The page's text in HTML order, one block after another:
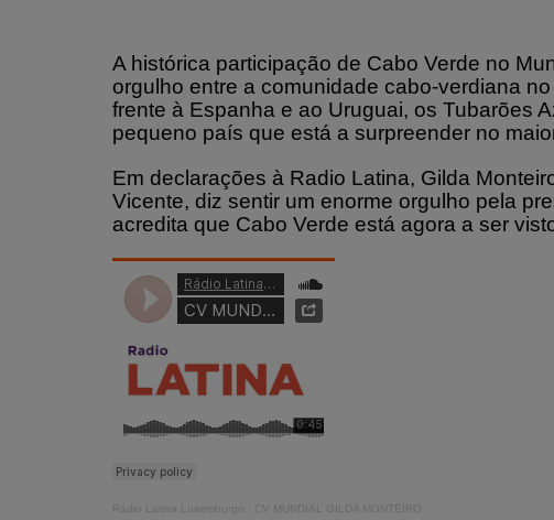
A histórica participação de Cabo Verde no
orgulho entre a comunidade cabo-verdiana
frente à Espanha e ao Uruguai, os Tubarões
pequeno país que está a surpreender no
Em declarações à Radio Latina, Gilda
Vicente, diz sentir um enorme orgulho pela
acredita que Cabo Verde está agora a ser
Rádio Latina Luxemburgo CV MUNDIAL GILDA MONTEIRO